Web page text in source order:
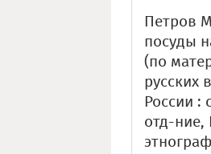
Петров
посуды
(по
русских
России :
отд-ние,